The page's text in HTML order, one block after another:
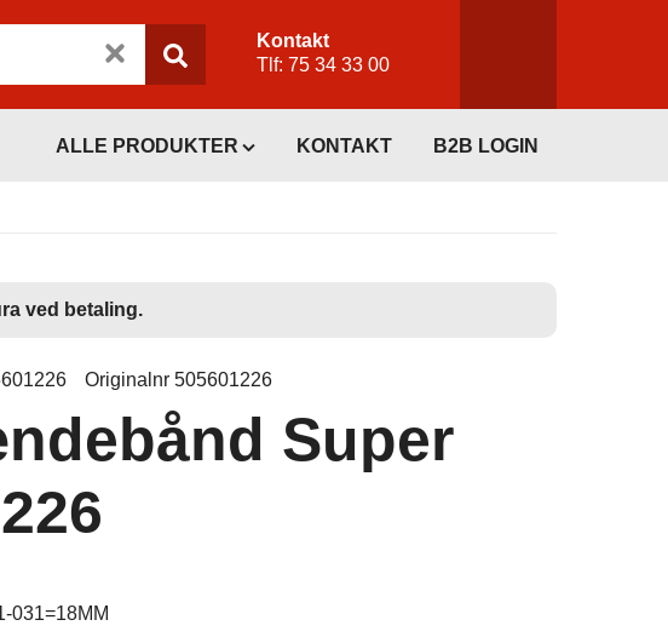
Kontakt
Tlf: 75 34 33 00
ALLE PRODUKTER KONTAKT B2B LOGIN
ved betaling.
Originalnr 505601226
Super
031=18MM